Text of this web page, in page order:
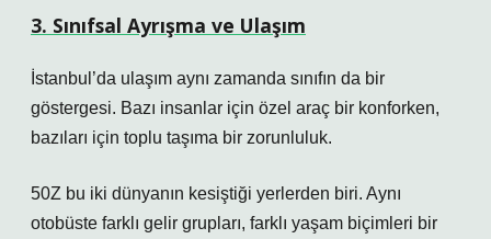
3. Sınıfsal Ayrışma ve Ulaşım
İstanbul’da ulaşım aynı zamanda sınıfın da bir
göstergesi. Bazı insanlar için özel araç bir konforken,
bazıları için toplu taşıma bir zorunluluk.
50Z bu iki dünyanın kesiştiği yerlerden biri. Aynı
otobüste farklı gelir grupları, farklı yaşam biçimleri bir